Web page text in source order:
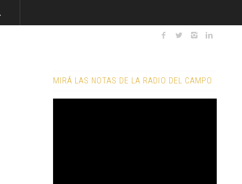
MIRÁ LAS NOTAS DE LA RADIO DEL CAMPO